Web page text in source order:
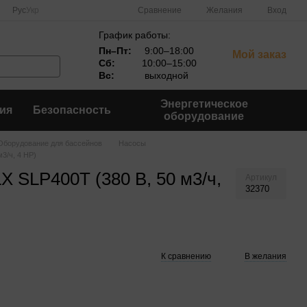
Рус Сравнение Желания Вход
График работы:
Пн–Пт:
9:00–18:00
Сб:
10:00–15:00
Вс:
выходной
Мой заказ
Безопасность
Энергетическое
оборудование
Оборудование для бассейнов
Насосы
ч, 4 HP)
SLP400T (380 В, 50 м3/ч,
32370
К сравнению В желания